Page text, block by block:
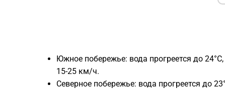
Южное побережье: вода прогреется до
15-25 км/ч.
Северное побережье: вода прогреется до